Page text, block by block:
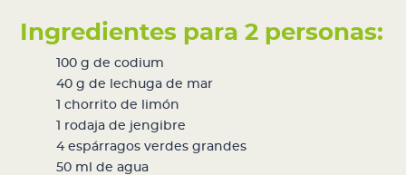
Ingredientes para 2 personas:
100 g decodium
40 g de
lechuga de mar
1 chorrito de limón
1 rodaja de jengibre
4 espárragos verdes grandes
50 ml de agua